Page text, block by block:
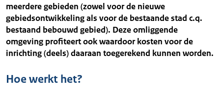
meerdere gebieden (zowel voor de nieuwe
gebiedsontwikkeling als voor de bestaande stad c.q.
bestaand bebouwd gebied). Deze omliggende
omgeving profiteert ook waardoor kosten voor de
inrichting (deels) daaraan toegerekend kunnen worden.
Hoe werkt het?